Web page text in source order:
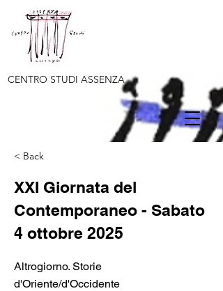
CENTRO STUDI ASSENZA
< Back
XXI Giornata del
Contemporaneo - Sabato
4 ottobre 2025
Altrogiorno. Storie
d'Oriente/d'Occidente